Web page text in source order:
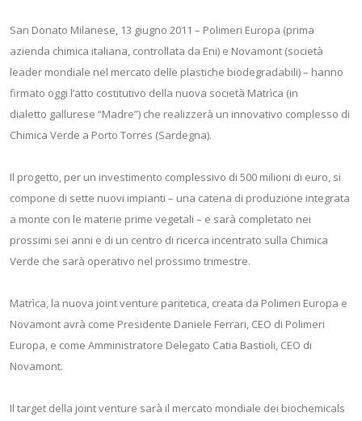
San Donato Milanese, 13 giugno 2011 – Polimeri Europa (prima
azienda chimica italiana, controllata da Eni) e Novamont (società
leader mondiale nel mercato delle plastiche biodegradabili) – hanno
firmato oggi l’atto costitutivo della nuova società Matrìca (in
dialetto gallurese “Madre”) che realizzerà un innovativo complesso di
Chimica Verde a Porto Torres (Sardegna).
Il progetto, per un investimento complessivo di 500 milioni di euro, si
compone di sette nuovi impianti – una catena di produzione integrata
a monte con le materie prime vegetali – e sarà completato nei
prossimi sei anni e di un centro di ricerca incentrato sulla Chimica
Verde che sarà operativo nel prossimo trimestre.
Matrìca, la nuova joint venture paritetica, creata da Polimeri Europa e
Novamont avrà come Presidente Daniele Ferrari, CEO di Polimeri
Europa, e come Amministratore Delegato Catia Bastioli, CEO di
Novamont.
Il target della joint venture sarà il mercato mondiale dei biochemicals